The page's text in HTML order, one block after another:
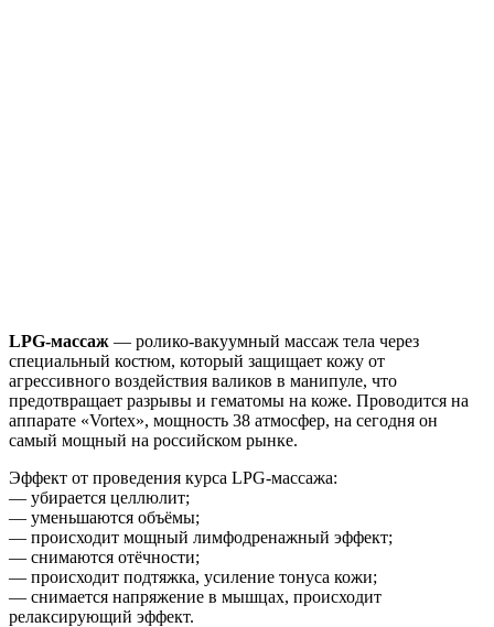
LPG-массаж — ролико-вакуумный массаж тела через
специальный костюм, который защищает кожу от
агрессивного воздействия валиков в манипуле, что
предотвращает разрывы и гематомы на коже. Проводится на
аппарате «Vortex», мощность 38 атмосфер, на сегодня он
самый мощный на российском рынке.
Эффект от проведения курса LPG-массажа:
— убирается целлюлит;
— уменьшаются объёмы;
— происходит мощный лимфодренажный эффект;
— снимаются отёчности;
— происходит подтяжка, усиление тонуса кожи;
— снимается напряжение в мышцах, происходит
релаксирующий эффект.